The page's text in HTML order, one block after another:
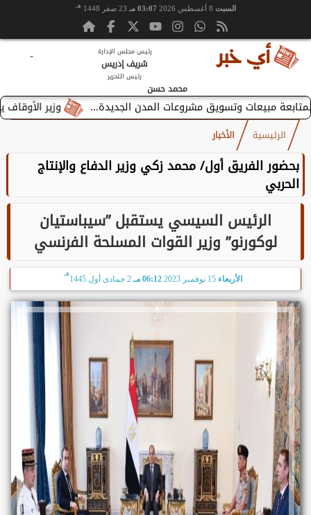
السبت 03:07 مـ 23 صفر 1448 هـ
رئيس مجلس الإدارة
شريف إدريس
رئيس التحرير
محمد حسن
-
وزير الأوقاف
الرئيسية الأخبار
بحضور الفريق أول/ محمد زكي وزير الدفاع والإنتاج
الحربي
الرئيس السيسي يستقبل ”سيباستيان
لوكورنو” وزير القوات المسلحة الفرنسي
الأربعاء 15 نوفمبر 2023 06:12 مـ 2 جمادى أول 1445
هـ